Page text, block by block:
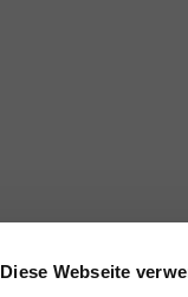
Diese Webseite